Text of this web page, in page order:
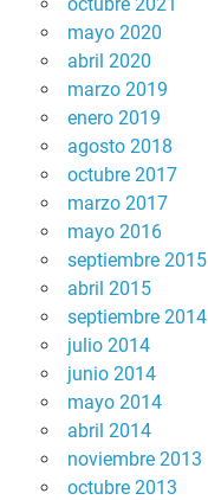
mayo 2020
abril 2020
marzo 2019
enero 2019
agosto 2018
octubre 2017
marzo 2017
mayo 2016
septiembre 2015
abril 2015
septiembre 2014
julio 2014
junio 2014
mayo 2014
abril 2014
noviembre 2013
octubre 2013